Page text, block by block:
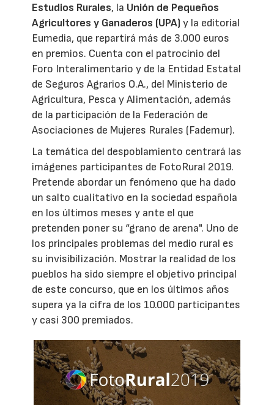
Estudios Rurales, la Unión de Pequeños
Agricultores y Ganaderos (UPA)y la editorial
Eumedia, que repartirá más de 3.000 euros
en premios. Cuenta con el patrocinio del
Foro Interalimentario y de la Entidad Estatal
de Seguros Agrarios O.A., del Ministerio de
Agricultura, Pesca y Alimentación, además
de la participación de la Federación de
Asociaciones de Mujeres Rurales (Fademur).
La temática del despoblamiento centrará las
imágenes participantes de FotoRural 2019.
Pretende abordar un fenómeno que ha dado
un salto cualitativo en la sociedad española
en los últimos meses y ante el que
pretenden poner su “grano de arena". Uno de
los principales problemas del medio rural es
su invisibilización. Mostrar la realidad de los
pueblos ha sido siempre el objetivo principal
de este concurso, que en los últimos años
supera ya la cifra de los 10.000 participantes
y casi 300 premiados.